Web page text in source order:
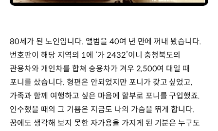
80세가 된 노인입니다. 앨범을 40여 년 만에 꺼내 봤습니다.
번호판이 해당 지역의 1에 ‘가 2432’이니 충청북도의
관용차와 개인차를 합쳐 승용차가 겨우 2,500여 대일 때
포니를 샀습니다. 형편은 안되었지만 포니가 갖고 싶었고,
가족과 함께 여행하고 싶은 마음에 할부로 포니를 구입했죠.
인수했을 때의 그 기쁨은 지금도 나의 가슴을 뛰게 합니다.
꿈에도 생각해 보지 못한 자가용을 가지게 된 기분은 누구도